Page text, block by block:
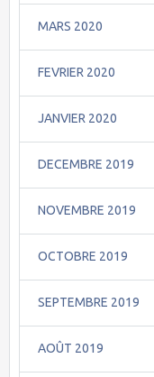
MARS 2020
FEVRIER 2020
JANVIER 2020
DECEMBRE 2019
NOVEMBRE 2019
OCTOBRE 2019
SEPTEMBRE 2019
AOÛT 2019